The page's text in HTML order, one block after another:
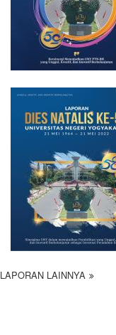
LAPORAN LAINNYA